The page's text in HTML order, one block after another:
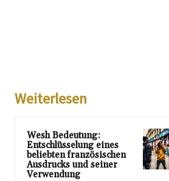
Weiterlesen
Wesh Bedeutung:
Entschlüsselung eines
beliebten französischen
Ausdrucks und seiner
Verwendung